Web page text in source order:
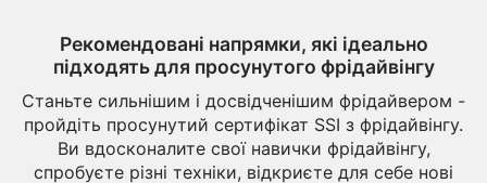
Рекомендовані напрямки, які ідеально
підходять для просунутого фрідайвінгу
Станьте сильнішим і досвідченішим фрідайвером -
пройдіть просунутий сертифікат SSI з фрідайвінгу.
Ви вдосконалите свої навички фрідайвінгу,
спробуєте різні техніки, відкриєте для себе нові